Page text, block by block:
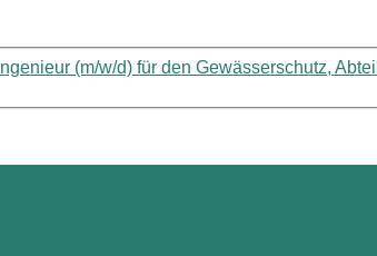
Ingenieur (m/w/d) für den Gewässerschutz,